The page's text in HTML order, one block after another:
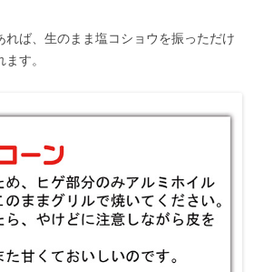
れば、生のまま塩コショウを振っただけ
す。